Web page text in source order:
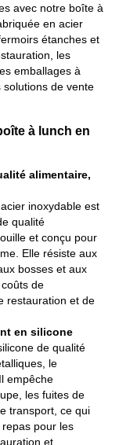
avec notre boîte à
en acier
étanches et
les
emballages à
de vente
à lunch en
alimentaire,
inoxydable est
qualité
et conçu pour
Elle résiste aux
bosses et aux
de
restauration et de
en silicone
de qualité
le
empêche
les fuites de
transport, ce qui
pour les
et